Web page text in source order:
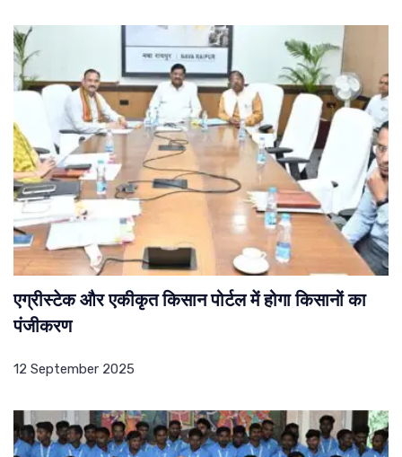
एग्रीस्टेक और एकीकृत किसान पोर्टल में होगा किसानों का
पंजीकरण
12 September 2025